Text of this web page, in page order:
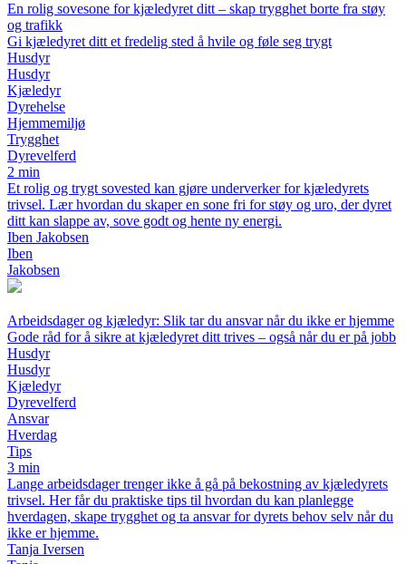
En rolig sovesone for kjæledyret ditt – skap trygghet borte fra støy
og trafikk
Gi kjæledyret ditt et fredelig sted å hvile og føle seg trygt
Husdyr
Husdyr
Kjæledyr
Dyrehelse
Hjemmemiljø
Trygghet
Dyrevelferd
2 min
Et rolig og trygt sovested kan gjøre underverker for kjæledyrets
trivsel. Lær hvordan du skaper en sone fri for støy og uro, der dyret
ditt kan slappe av, sove godt og hente ny energi.
Iben Jakobsen
Iben
Jakobsen
Arbeidsdager og kjæledyr: Slik tar du ansvar når du ikke er hjemme
Gode råd for å sikre at kjæledyret ditt trives – også når du er på jobb
Husdyr
Husdyr
Kjæledyr
Dyrevelferd
Ansvar
Hverdag
Tips
3 min
Lange arbeidsdager trenger ikke å gå på bekostning av kjæledyrets
trivsel. Her får du praktiske tips til hvordan du kan planlegge
hverdagen, skape trygghet og ta ansvar for dyrets behov selv når du
ikke er hjemme.
Tanja Iversen